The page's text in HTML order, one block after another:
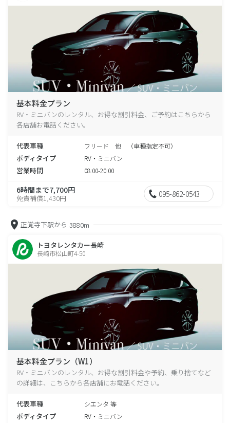
基本料金プラン
RV・ミニバンのレンタル、お得な割引料金、ご予約はこちらから
各店舗お電話ください。
代表車種 フリード 他 （車種指定不可）
ボディタイプ RV・ミニバン
営業時間 08:00-20:00
6時間まで7,700円
免責補償1,430円 095-862-0543
正覚寺下駅から 3880m
トヨタレンタカー長崎
長崎市松山町4-50
基本料金プラン（W1）
RV・ミニバンのレンタル、お得な割引料金や予約、乗り捨てなど
の詳細は、こちらから各店舗にお電話ください。
代表車種 シエンタ 等
ボディタイプ RV・ミニバン